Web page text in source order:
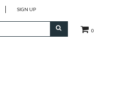
0
SIGN UP